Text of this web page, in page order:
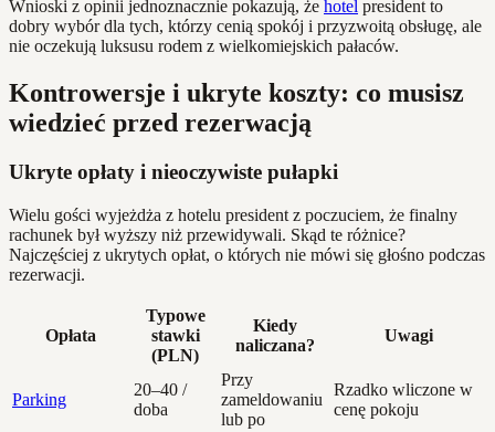
Wnioski z opinii jednoznacznie pokazują, że hotel president to
dobry wybór dla tych, którzy cenią spokój i przyzwoitą obsługę, ale
nie oczekują luksusu rodem z wielkomiejskich pałaców.
Kontrowersje i ukryte koszty: co musisz
wiedzieć przed rezerwacją
Ukryte opłaty i nieoczywiste pułapki
Wielu gości wyjeżdża z hotelu president z poczuciem, że finalny
rachunek był wyższy niż przewidywali. Skąd te różnice?
Najczęściej z ukrytych opłat, o których nie mówi się głośno podczas
rezerwacji.
Opłata
Typowe
stawki
(PLN)
Kiedy
naliczana?
Uwagi
Parking
20–40 /
doba
Przy
zameldowaniu
lub po
Rzadko wliczone w
cenę pokoju